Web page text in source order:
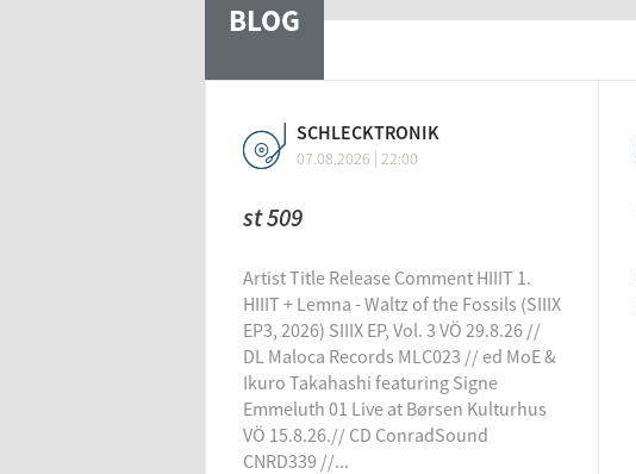
BLOG
SCHLECKTRONIK
07.08.2026 | 22:00
st 509
Artist Title Release Comment HIIIT 1.
HIIIT + Lemna - Waltz of the Fossils (SIIIX
EP3, 2026) SIIIX EP, Vol. 3 VÖ 29.8.26 //
DL Maloca Records MLC023 // ed MoE &
Ikuro Takahashi featuring Signe
Emmeluth 01 Live at Børsen Kulturhus
VÖ 15.8.26.// CD ConradSound
CNRD339 //...